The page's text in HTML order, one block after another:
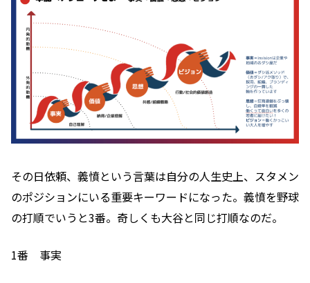
その日依頼、義憤という言葉は自分の人生史上、スタメン
のポジションにいる重要キーワードになった。義憤を野球
の打順でいうと3番。奇しくも大谷と同じ打順なのだ。
1番 事実